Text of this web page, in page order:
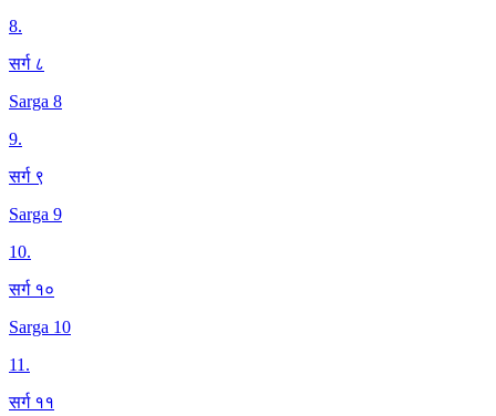
8.
सर्ग ८
Sarga 8
9.
सर्ग ९
Sarga 9
10.
सर्ग १०
Sarga 10
11.
सर्ग ११